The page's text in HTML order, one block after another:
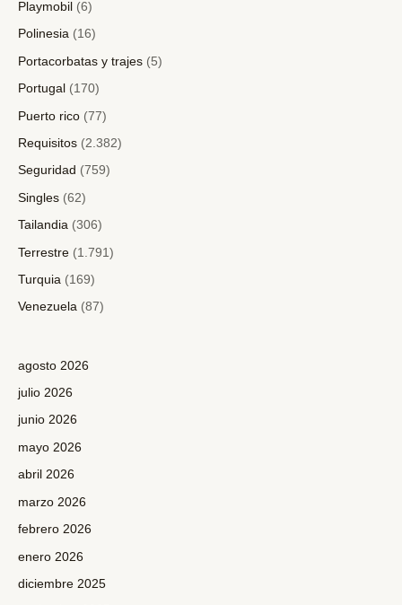
Playmobil (6)
Polinesia (16)
Portacorbatas y trajes (5)
Portugal (170)
Puerto rico (77)
Requisitos (2.382)
Seguridad (759)
Singles (62)
Tailandia (306)
Terrestre (1.791)
Turquia (169)
Venezuela (87)
agosto 2026
julio 2026
junio 2026
mayo 2026
abril 2026
marzo 2026
febrero 2026
enero 2026
diciembre 2025